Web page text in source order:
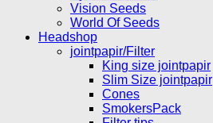
Vision Seeds
World Of Seeds
Headshop
jointpapir/Filter
King size jointpapir
Slim Size jointpapir
Cones
SmokersPack